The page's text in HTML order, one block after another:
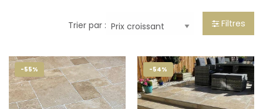
Trier par : Filtres
-55% -54%